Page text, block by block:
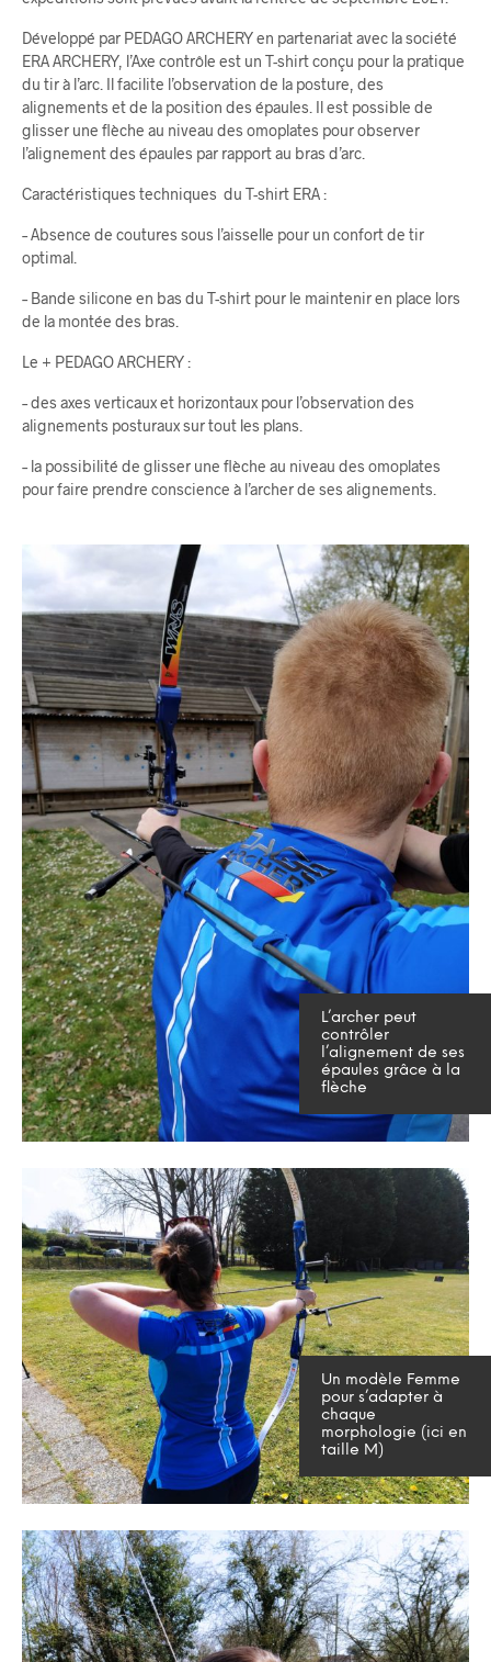
Développé par PEDAGO ARCHERY en partenariat avec la société
ERA ARCHERY, l’Axe contrôle est un T-shirt conçu pour la pratique
du tir à l’arc. Il facilite l’observation de la posture, des
alignements et de la position des épaules. Il est possible de
glisser une flèche au niveau des omoplates pour observer
l’alignement des épaules par rapport au bras d’arc.
Caractéristiques techniques du T-shirt ERA :
– Absence de coutures sous l’aisselle pour un confort de tir
optimal.
– Bande silicone en bas du T-shirt pour le maintenir en place lors
de la montée des bras.
Le + PEDAGO ARCHERY :
– des axes verticaux et horizontaux pour l’observation des
alignements posturaux sur tout les plans.
– la possibilité de glisser une flèche au niveau des omoplates
pour faire prendre conscience à l’archer de ses alignements.
L’archer peut
contrôler
l’alignement de ses
épaules grâce à la
flèche
Un modèle Femme
pour s’adapter à
chaque
morphologie (ici en
taille M)